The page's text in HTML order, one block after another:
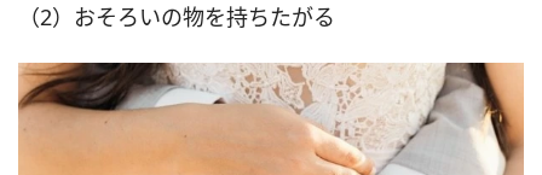
（2）おそろいの物を持ちたがる